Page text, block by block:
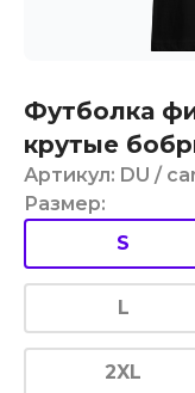
Футболка
крутые
Артикул: DU /
Размер:
S
L
2XL